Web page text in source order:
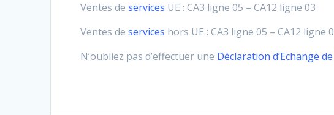
Ventes deservices UE : CA3 ligne 05 – CA12 ligne 03
Ventes deservices hors UE : CA3 ligne 05 – CA12 ligne
N’oubliez pas d’effectuer une Déclaration d’Echange